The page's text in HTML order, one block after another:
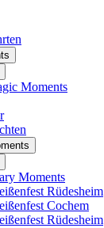
Moments
Moments
Rüdesheim
Cochem
Rüdesheim